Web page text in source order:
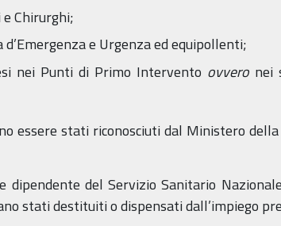
e Chirurghi;
e Urgenza ed equipollenti;
nei Punti di Primo Intervento ovvero nei
essere stati riconosciuti dal Ministero
dipendente del Servizio Sanitario
stati destituiti o dispensati dall’impiego